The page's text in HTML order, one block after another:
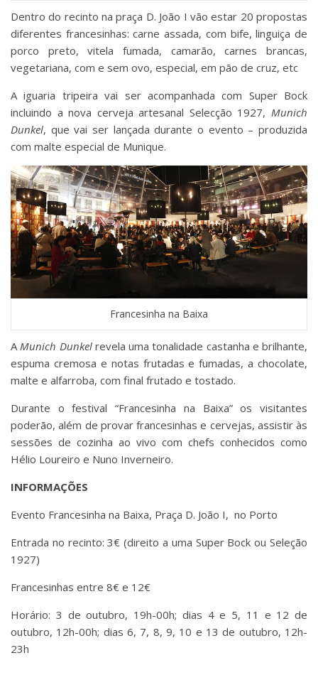
Dentro do recinto na praça D. João I vão estar 20 propostas
diferentes francesinhas: carne assada, com bife, linguiça de
porco preto, vitela fumada, camarão, carnes brancas,
vegetariana, com e sem ovo, especial, em pão de cruz, etc
A iguaria tripeira vai ser acompanhada com Super Bock
incluindo a nova cerveja artesanal Selecção 1927, Munich
Dunkel, que vai ser lançada durante o evento – produzida
com malte especial de Munique.
Francesinha na Baixa
AMunich Dunkel revela uma tonalidade castanha e brilhante,
espuma cremosa e notas frutadas e fumadas, a chocolate,
malte e alfarroba, com final frutado e tostado.
Durante o festival “Francesinha na Baixa” os visitantes
poderão, além de provar francesinhas e cervejas, assistir às
sessões de cozinha ao vivo com chefs conhecidos como
Hélio Loureiro e Nuno Inverneiro.
INFORMAÇÕES
Evento Francesinha na Baixa, Praça D. João I, no Porto
Entrada no recinto: 3€ (direito a uma Super Bock ou Seleção
1927)
Francesinhas entre 8€ e 12€
Horário: 3 de outubro, 19h-00h; dias 4 e 5, 11 e 12 de
outubro, 12h-00h; dias 6, 7, 8, 9, 10 e 13 de outubro, 12h-
23h